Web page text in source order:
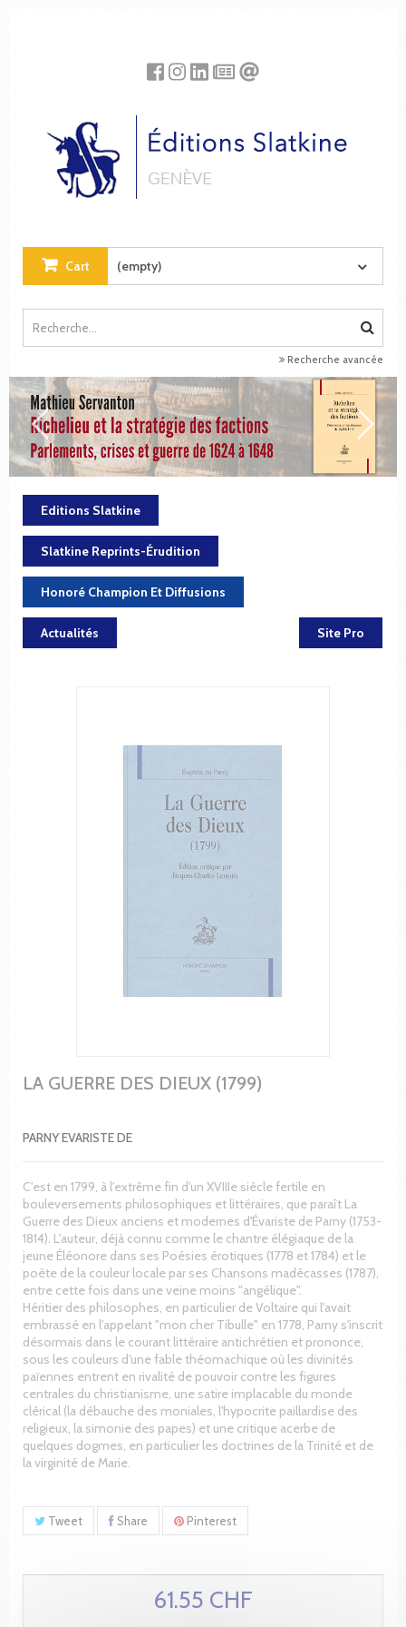
Cart (empty)
Recherche avancée
Editions Slatkine
Slatkine Reprints-Érudition
Honoré Champion Et Diffusions
Actualités Site Pro
LA GUERRE DES DIEUX (1799)
PARNY EVARISTE DE
C'est en 1799, à l'extrême fin d'un XVIIIe siècle fertile en
bouleversements philosophiques et littéraires, que paraît La
Guerre des Dieux anciens et modernes d'Évariste de Parny (1753-
1814). L'auteur, déjà connu comme le chantre élégiaque de la
jeune Éléonore dans ses Poésies érotiques (1778 et 1784) et le
poète de la couleur locale par ses Chansons madécasses (1787),
entre cette fois dans une veine moins "angélique".
Héritier des philosophes, en particulier de Voltaire qui l'avait
embrassé en l'appelant "mon cher Tibulle" en 1778, Parny s'inscrit
désormais dans le courant littéraire antichrétien et prononce,
sous les couleurs d'une fable théomachique où les divinités
païennes entrent en rivalité de pouvoir contre les figures
centrales du christianisme, une satire implacable du monde
clérical (la débauche des moniales, l'hypocrite paillardise des
religieux, la simonie des papes) et une critique acerbe de
quelques dogmes, en particulier les doctrines de la Trinité et de
la virginité de Marie.
Tweet Share Pinterest
61.55 CHF